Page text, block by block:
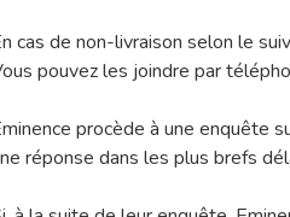
cas de non-livraison selon le
pouvez les joindre par
procède à une enquête
réponse dans les plus brefs